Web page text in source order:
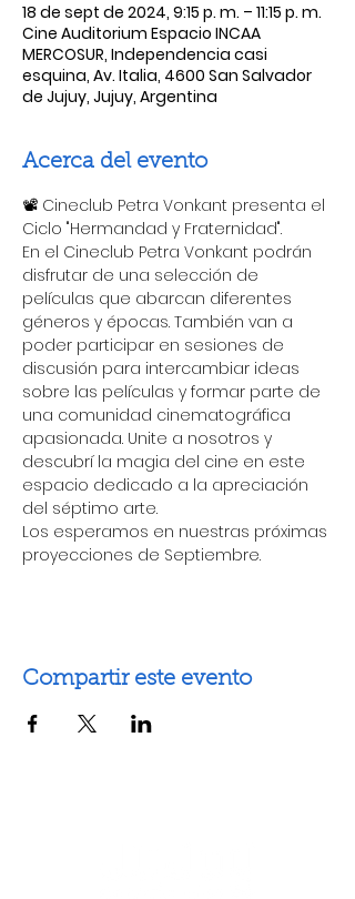
18 de sept de 2024, 9:15 p. m. – 11:15 p. m.
Cine Auditorium Espacio INCAA
MERCOSUR, Independencia casi
esquina, Av. Italia, 4600 San Salvador
de Jujuy, Jujuy, Argentina
Acerca del evento
📽️ Cineclub Petra Vonkant presenta el
Ciclo "Hermandad y Fraternidad".
En el Cineclub Petra Vonkant podrán
disfrutar de una selección de
películas que abarcan diferentes
géneros y épocas. También van a
poder participar en sesiones de
discusión para intercambiar ideas
sobre las películas y formar parte de
una comunidad cinematográfica
apasionada. Unite a nosotros y
descubrí la magia del cine en este
espacio dedicado a la apreciación
del séptimo arte.
Los esperamos en nuestras próximas
proyecciones de Septiembre.
Compartir este evento